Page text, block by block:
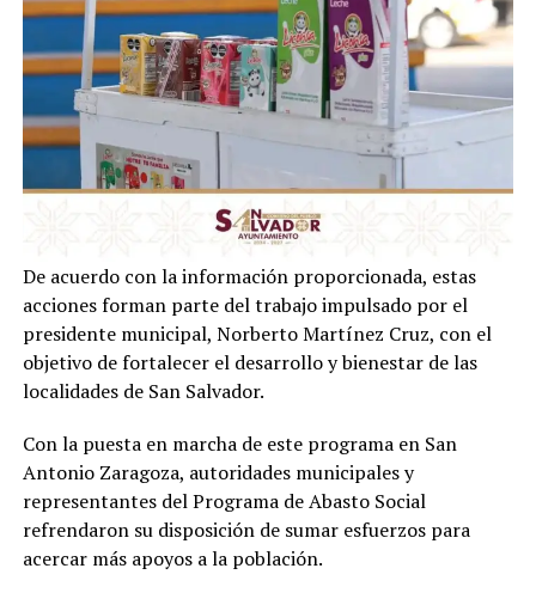
De acuerdo con la información proporcionada, estas
acciones forman parte del trabajo impulsado por el
presidente municipal, Norberto Martínez Cruz, con el
objetivo de fortalecer el desarrollo y bienestar de las
localidades de San Salvador.
Con la puesta en marcha de este programa en San
Antonio Zaragoza, autoridades municipales y
representantes del Programa de Abasto Social
refrendaron su disposición de sumar esfuerzos para
acercar más apoyos a la población.